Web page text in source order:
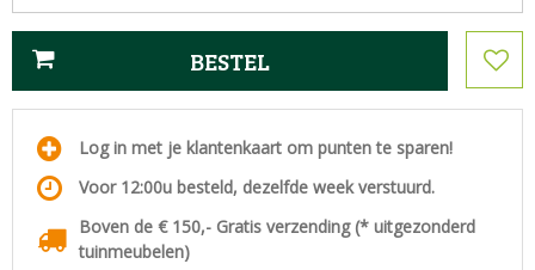
Log in met je klantenkaart om punten te sparen!
Voor 12:00u besteld, dezelfde week verstuurd.
Boven de € 150,- Gratis verzending (* uitgezonderd
tuinmeubelen)